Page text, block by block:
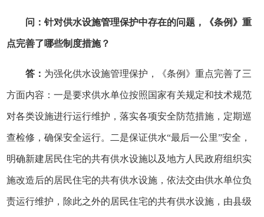
问：针对供水设施管理保护中存在的问题，《条例》重
点完善了哪些制度措施？
答： 为强化供水设施管理保护，《条例》重点完善了三
方面内容：一是要求供水单位按照国家有关规定和技术规范
对各类设施进行运行维护，落实各项安全防范措施，定期巡
查检修，确保安全运行。二是保证供水“最后一公里”安全，
明确新建居民住宅的共有供水设施以及地方人民政府组织实
施改造后的居民住宅的共有供水设施，依法交由供水单位负
责运行维护，除此之外的居民住宅的共有供水设施，由县级